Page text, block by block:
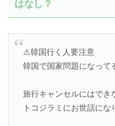
はなし？
⚠️韓国行く人要注意
韓国で国家問題になって
旅行キャンセルにはでき
トコジラミにお世話に